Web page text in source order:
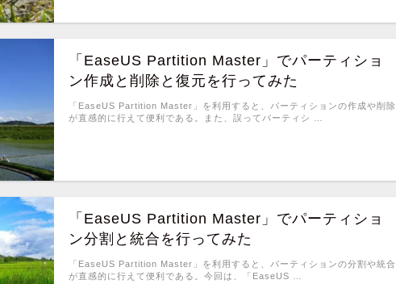
「EaseUS Partition Master」でパーティショ
ン作成と削除と復元を行ってみた
「EaseUS Partition Master」を利用すると、パーティションの作成や削除
が直感的に行えて便利である。また、誤ってパーティシ …
「EaseUS Partition Master」でパーティショ
ン分割と統合を行ってみた
「EaseUS Partition Master」を利用すると、パーティションの分割や統合
が直感的に行えて便利である。今回は、「EaseUS …